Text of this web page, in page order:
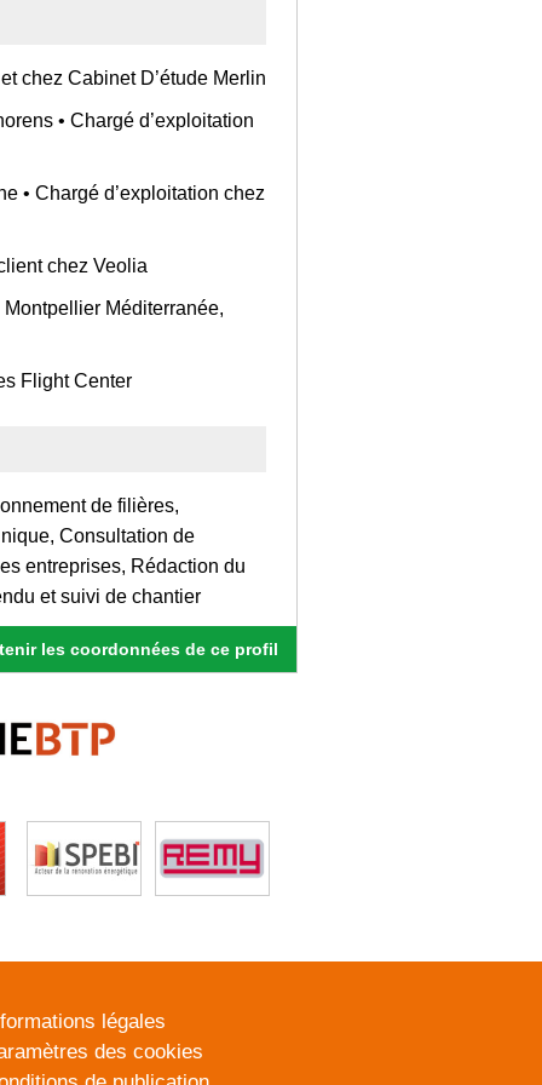
chez Cabinet D’étude Merlin
• Chargé d’exploitation
• Chargé d’exploitation chez
chez Veolia
Méditerranée,
Flight Center
de filières,
Consultation de
entreprises, Rédaction du
et suivi de chantier
les coordonnées de ce profil
légales
des cookies